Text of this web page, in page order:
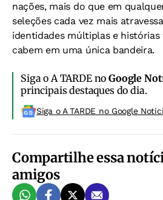
nações, mais do que em
seleções cada vez mais
identidades múltiplas e histórias
cabem em uma única bandeira.
Siga o A TARDE noGoogle
principais destaques do dia.
Siga o A TARDE no Google
Compartilhe essa
amigos